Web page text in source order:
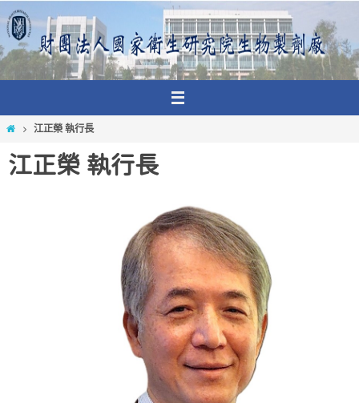
Skip
to
content
Home江正榮 執行長
江正榮 執行長